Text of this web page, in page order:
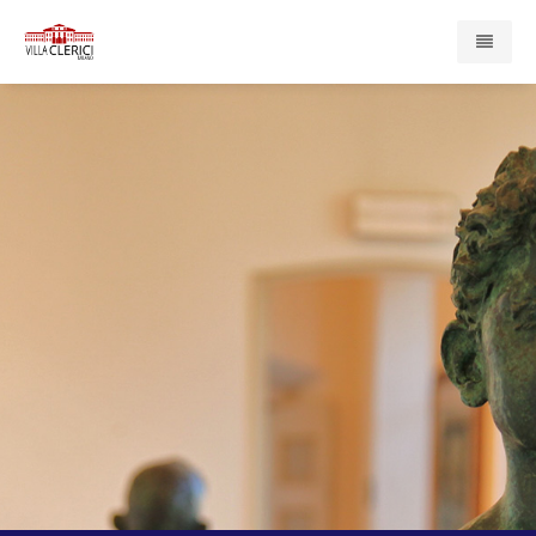
Casa di Redenzione Sociale Onlus
Centro Psicopedagogico